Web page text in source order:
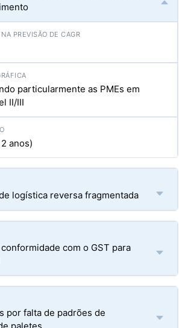
particularmente as PMEs em
II/III
anos)
logística reversa fragmentada
com o GST para
por falta de padrões de